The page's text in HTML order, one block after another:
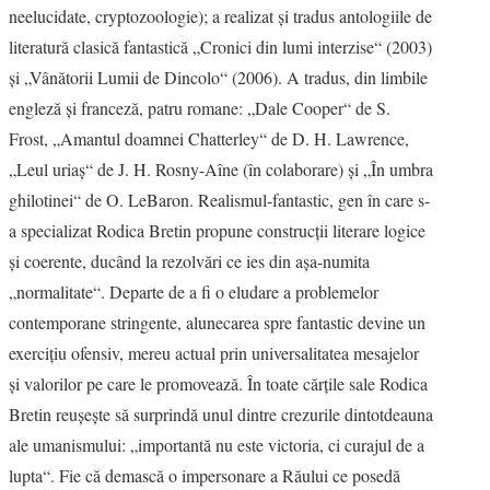
neelucidate, cryptozoologie); a realizat şi tradus antologiile de
literatură clasică fantastică „Cronici din lumi interzise“ (2003)
şi „Vânătorii Lumii de Dincolo“ (2006). A tradus, din limbile
engleză şi franceză, patru romane: „Dale Cooper“ de S.
Frost, „Amantul doamnei Chatterley“ de D. H. Lawrence,
„Leul uriaş“ de J. H. Rosny-Aîne (în colaborare) şi „În umbra
ghilotinei“ de O. LeBaron. Realismul-fantastic, gen în care s-
a specializat Rodica Bretin propune construcţii literare logice
şi coerente, ducând la rezolvări ce ies din aşa-numita
„normalitate“. Departe de a fi o eludare a problemelor
contemporane stringente, alunecarea spre fantastic devine un
exerciţiu ofensiv, mereu actual prin universalitatea mesajelor
şi valorilor pe care le promovează. În toate cărţile sale Rodica
Bretin reuşeşte să surprindă unul dintre crezurile dintotdeauna
ale umanismului: „importantă nu este victoria, ci curajul de a
lupta“. Fie că demască o impersonare a Răului ce posedă